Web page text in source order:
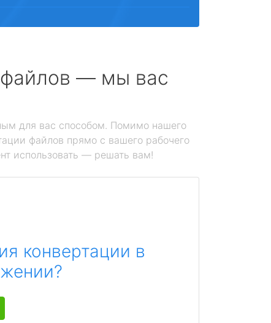
файлов — мы вас
для вас способом. Помимо нашего
файлов прямо с вашего рабочего
использовать — решать вам!
конвертации в